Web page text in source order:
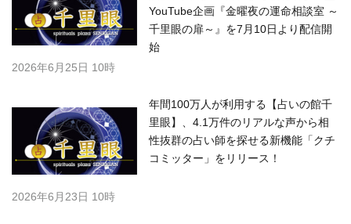
YouTube企画『金曜夜の運命相談室 ～
千里眼の扉～』を7月10日より配信開
始
2026年6月25日 10時
年間100万人が利用する【占いの館千
里眼】、4.1万件のリアルな声から相
性抜群の占い師を探せる新機能「クチ
コミッター」をリリース！
2026年6月23日 10時